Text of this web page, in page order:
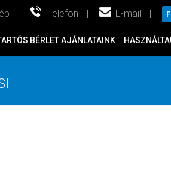
| Telefon | E-mail |
BÉRLET AJÁNLATAINK